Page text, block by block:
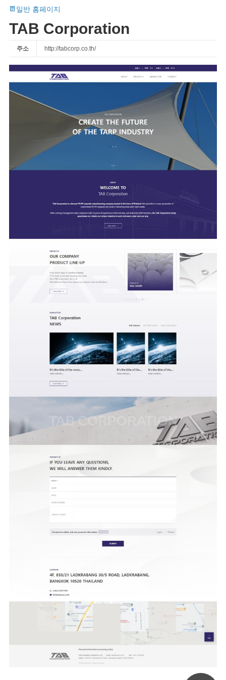
일반 홈페이지
TAB Corporation
주소 http://tabcorp.co.th/